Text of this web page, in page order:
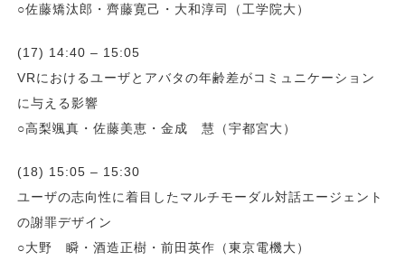
○佐藤矯汰郎・齊藤寛己・大和淳司（工学院大）
(17) 14:40 – 15:05
VRにおけるユーザとアバタの年齢差がコミュニケーション
に与える影響
○高梨颯真・佐藤美恵・金成 慧（宇都宮大）
(18) 15:05 – 15:30
ユーザの志向性に着目したマルチモーダル対話エージェント
の謝罪デザイン
○大野 瞬・酒造正樹・前田英作（東京電機大）